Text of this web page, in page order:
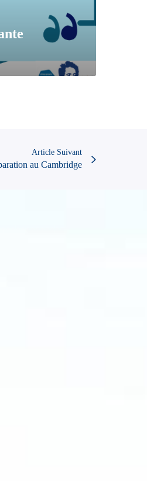
Article Suivant
au Cambridge